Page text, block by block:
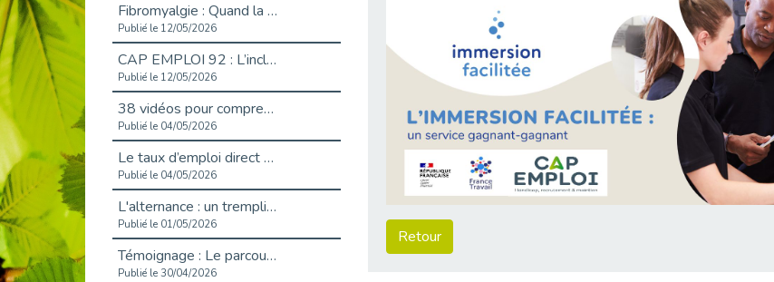
Fibromyalgie : Quand la douleur invisible s’invite au bureau
Publié le 12/05/2026
CAP EMPLOI 92 : L’inclusion portée à son sommet, bien au-delà des quotas
Publié le 12/05/2026
38 vidéos pour comprendre et agir durablement
Publié le 04/05/2026
Le taux d’emploi direct dans la fonction publique dépasse 6 % en 2025
Publié le 04/05/2026
L'alternance : un tremplin vers l'emploi aussi pour les personnes en situation de handicap
Publié le 01/05/2026
Témoignage : Le parcours de Marc, 44 ans
Publié le 30/04/2026
Retour